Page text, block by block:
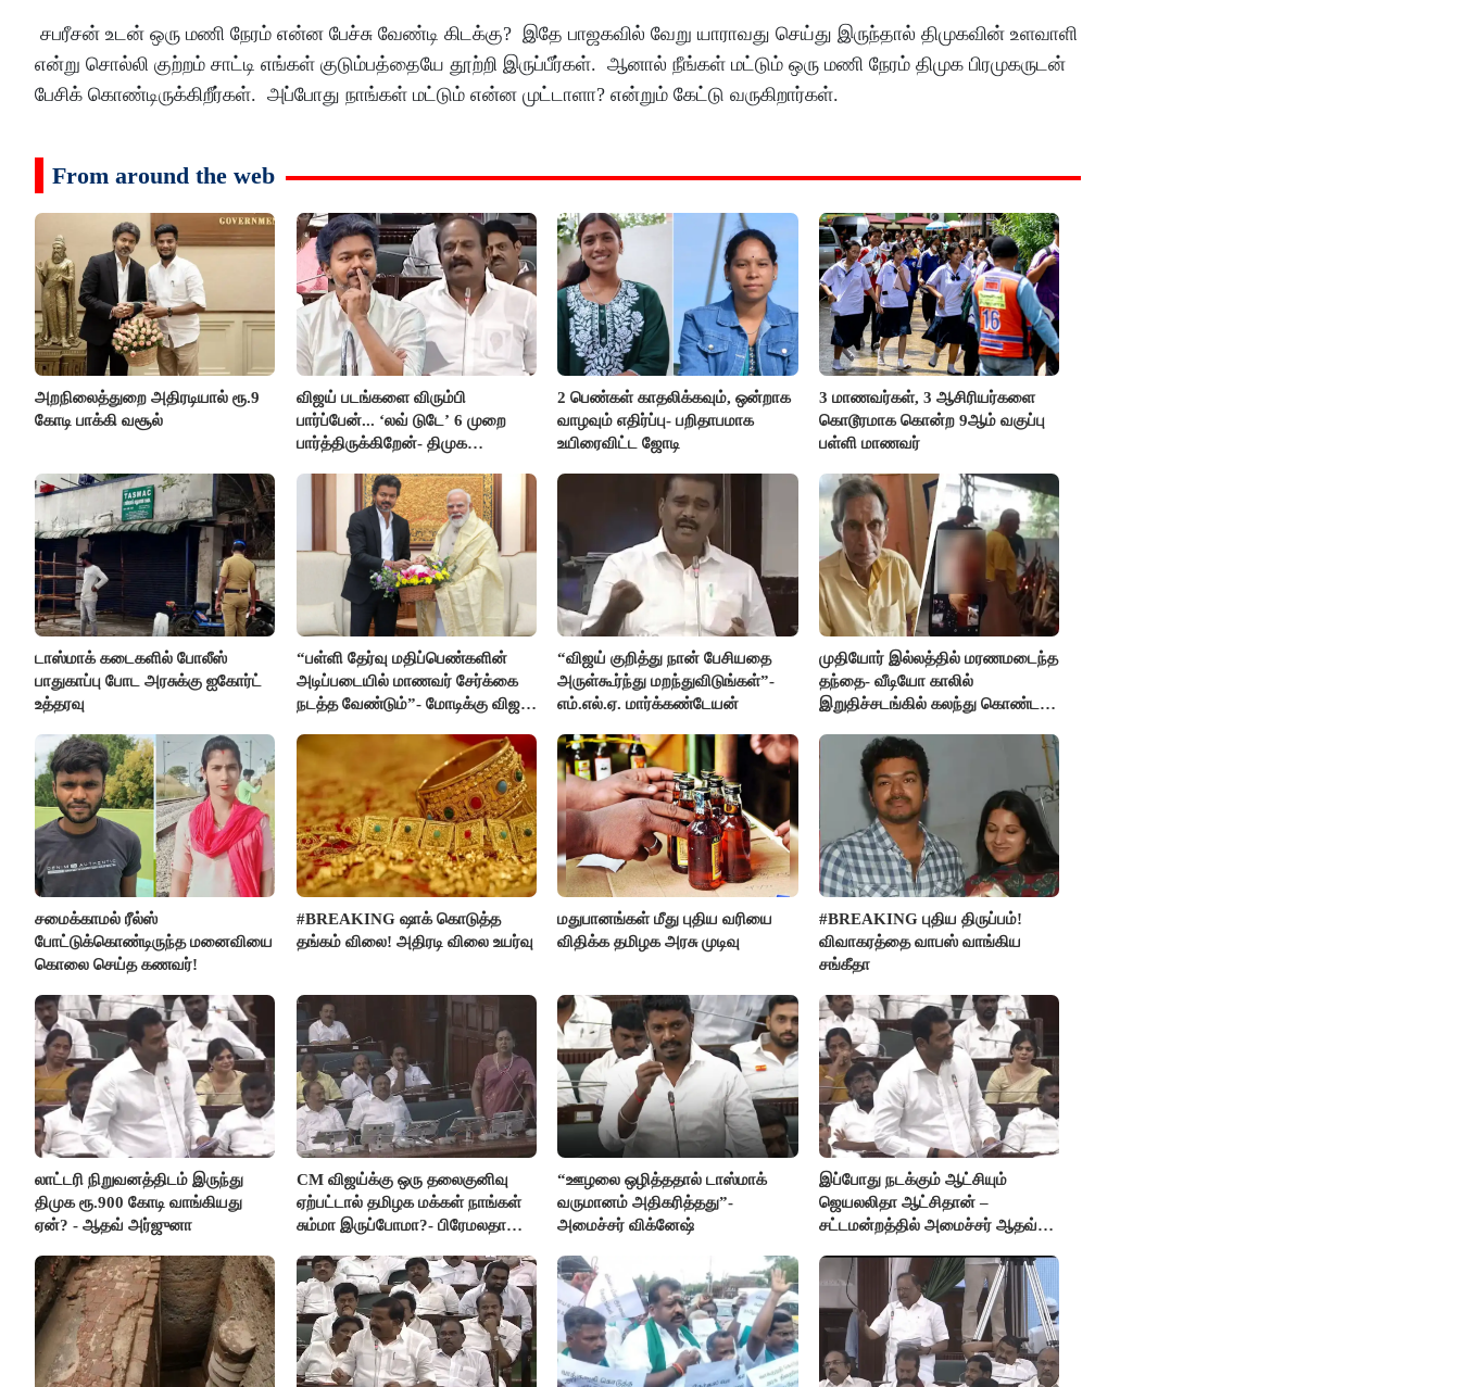
சபரீசன் உடன் ஒரு மணி நேரம் என்ன பேச்சு வேண்டி கிடக்கு? இதே பாஜகவில் வேறு யாராவது செய்து இருந்தால் திமுகவின் உளவாளி
என்று சொல்லி குற்றம் சாட்டி எங்கள் குடும்பத்தையே தூற்றி இருப்பீர்கள். ஆனால் நீங்கள் மட்டும் ஒரு மணி நேரம் திமுக பிரமுகருடன்
பேசிக் கொண்டிருக்கிறீர்கள். அப்போது நாங்கள் மட்டும் என்ன முட்டாளா? என்றும் கேட்டு வருகிறார்கள்.
From around the web
அறநிலைத்துறை அதிரடியால் ரூ.9
கோடி பாக்கி வசூல்
விஜய் படங்களை விரும்பி
பார்ப்பேன்... ‘லவ் டுடே’ 6 முறை
பார்த்திருக்கிறேன்- திமுக
2 பெண்கள் காதலிக்கவும், ஒன்றாக
வாழவும் எதிர்ப்பு- பறிதாபமாக
உயிரைவிட்ட ஜோடி
3 மாணவர்கள், 3 ஆசிரியர்களை
கொடூரமாக கொன்ற 9ஆம் வகுப்பு
பள்ளி மாணவர்
டாஸ்மாக் கடைகளில் போலீஸ்
பாதுகாப்பு போட அரசுக்கு ஐகோர்ட்
உத்தரவு
“பள்ளி தேர்வு மதிப்பெண்களின்
அடிப்படையில் மாணவர் சேர்க்கை
நடத்த வேண்டும்”- மோடிக்கு விஜய்
“விஜய் குறித்து நான் பேசியதை
அருள்கூர்ந்து மறந்துவிடுங்கள்”-
எம்.எல்.ஏ. மார்க்கண்டேயன்
முதியோர் இல்லத்தில் மரணமடைந்த
தந்தை- வீடியோ காலில்
இறுதிச்சடங்கில் கலந்து கொண்ட
சமைக்காமல் ரீல்ஸ்
போட்டுக்கொண்டிருந்த மனைவியை
கொலை செய்த கணவர்!
#BREAKING ஷாக் கொடுத்த
தங்கம் விலை! அதிரடி விலை உயர்வு
மதுபானங்கள் மீது புதிய வரியை
விதிக்க தமிழக அரசு முடிவு
#BREAKING புதிய திருப்பம்!
விவாகரத்தை வாபஸ் வாங்கிய
சங்கீதா
லாட்டரி நிறுவனத்திடம் இருந்து
திமுக ரூ.900 கோடி வாங்கியது
ஏன்? - ஆதவ் அர்ஜுனா
CM விஜய்க்கு ஒரு தலைகுனிவு
ஏற்பட்டால் தமிழக மக்கள் நாங்கள்
சும்மா இருப்போமா?- பிரேமலதா
“ஊழலை ஒழித்ததால் டாஸ்மாக்
வருமானம் அதிகரித்தது”-
அமைச்சர் விக்னேஷ்
இப்போது நடக்கும் ஆட்சியும்
ஜெயலலிதா ஆட்சிதான் –
சட்டமன்றத்தில் அமைச்சர் ஆதவ்